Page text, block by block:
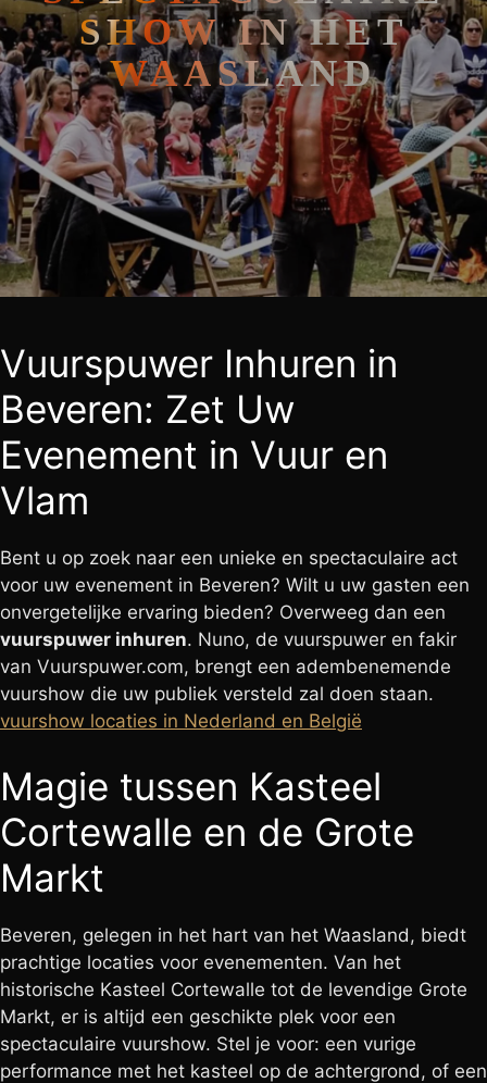
SHOW IN HET
WAASLAND
Vuurspuwer Inhuren in
Beveren: Zet Uw
Evenement in Vuur en
Vlam
Bent u op zoek naar een unieke en spectaculaire act
voor uw evenement in Beveren? Wilt u uw gasten een
onvergetelijke ervaring bieden? Overweeg dan een
vuurspuwer inhuren. Nuno, de vuurspuwer en fakir
van Vuurspuwer.com, brengt een adembenemende
vuurshow die uw publiek versteld zal doen staan.
vuurshow locaties in Nederland en België
Magie tussen Kasteel
Cortewalle en de Grote
Markt
Beveren, gelegen in het hart van het Waasland, biedt
prachtige locaties voor evenementen. Van het
historische Kasteel Cortewalle tot de levendige Grote
Markt, er is altijd een geschikte plek voor een
spectaculaire vuurshow. Stel je voor: een vurige
performance met het kasteel op de achtergrond, of een